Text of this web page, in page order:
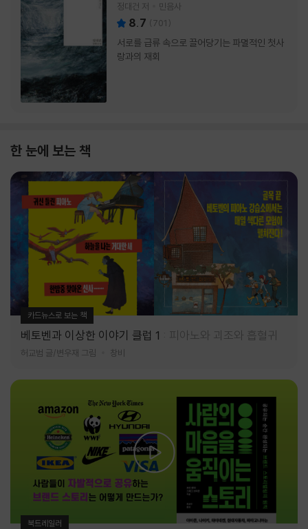
정대건 저 민음사
8.7 (701 )
서로를 급류 속으로 끌어당기는 파멸적인 첫사
랑과의 재회
한 눈에 보는 책
카드뉴스로 보는 책
베토벤과 이상한 이야기 클럽 1 피아노와 괴조와 흡혈귀
허교범 글/변우재 그림 창비
북트레일러